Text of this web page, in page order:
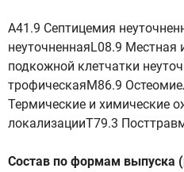
A41.9 Септицемия
неуточненнаяL08.9
подкожной клетчатки
трофическаяM86.9
Термические и химические
локализацииT79.3
Состав по формам выпуска